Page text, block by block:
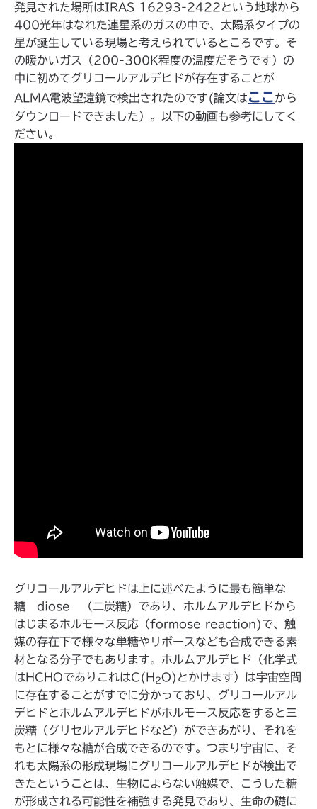
発見された場所はIRAS 16293-2422という地球から
400光年はなれた連星系のガスの中で、太陽系タイプの
星が誕生している現場と考えられているところです。そ
の暖かいガス（200-300K程度の温度だそうです）の
中に初めてグリコールアルデヒドが存在することが
ALMA電波望遠鏡で検出されたのです(論文はここから
ダウンロードできました）。以下の動画も参考にしてく
ださい。
グリコールアルデヒドは上に述べたように最も簡単な
糖 diose （二炭糖）であり、ホルムアルデヒドから
はじまるホルモース反応（formose reaction)で、触
媒の存在下で様々な単糖やリボースなども合成できる素
材となる分子でもあります。ホルムアルデヒド（化学式
はHCHOでありこれはC(H 2O)とかけます）は宇宙空間
に存在することがすでに分かっており、グリコールアル
デヒドとホルムアルデヒドがホルモース反応をすると三
炭糖（グリセルアルデヒドなど）ができあがり、それを
もとに様々な糖が合成できるのです。つまり宇宙に、そ
れも太陽系の形成現場にグリコールアルデヒドが検出で
きたということは、生物によらない触媒で、こうした糖
が形成される可能性を補強する発見であり、生命の礎に